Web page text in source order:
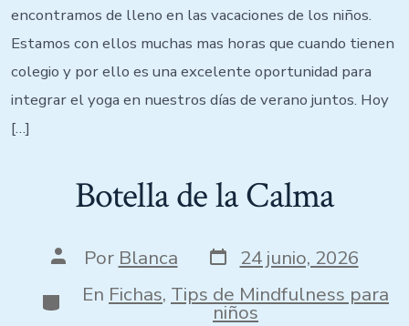
encontramos de lleno en las vacaciones de los niños.
Estamos con ellos muchas mas horas que cuando tienen
colegio y por ello es una excelente oportunidad para
integrar el yoga en nuestros días de verano juntos. Hoy
[…]
Botella de la Calma
Por Blanca
24 junio, 2026
En Fichas, Tips de Mindfulness para
niños